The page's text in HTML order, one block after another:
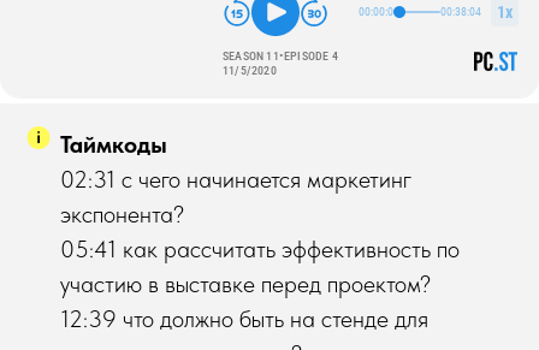
Таймкоды
02:31 с чего начинается маркетинг
экспонента?
05:41 как рассчитать эффективность по
участию в выставке перед проектом?
12:39 что должно быть на стенде для